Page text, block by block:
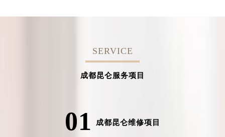
SERVICE
成都昆仑服务项目
01 成都昆仑维修项目